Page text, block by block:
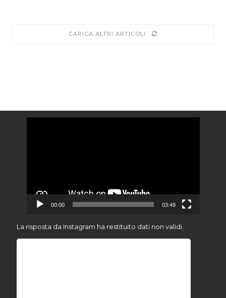
CARICA ALTRI ARTICOLI
00:00 03:49
La risposta da Instagram ha restituito dati non validi.